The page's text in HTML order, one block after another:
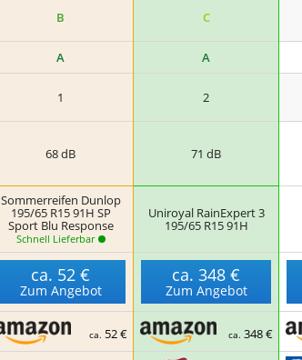
B C
A A
1 2
68 dB 71 dB
Sommerreifen Dunlop
195/65 R15 91H SP
Sport Blu Response
Schnell Lieferbar
Uniroyal RainExpert 3
195/65 R15 91H
ca. 52 €
Zum Angebot
ca.348 €
Zum Angebot
ca. 52 € ca.348 €